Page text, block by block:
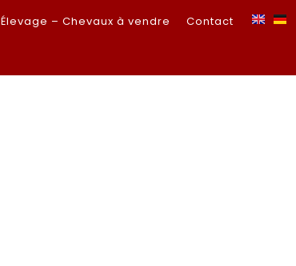
Élevage – Chevaux à vendre Contact